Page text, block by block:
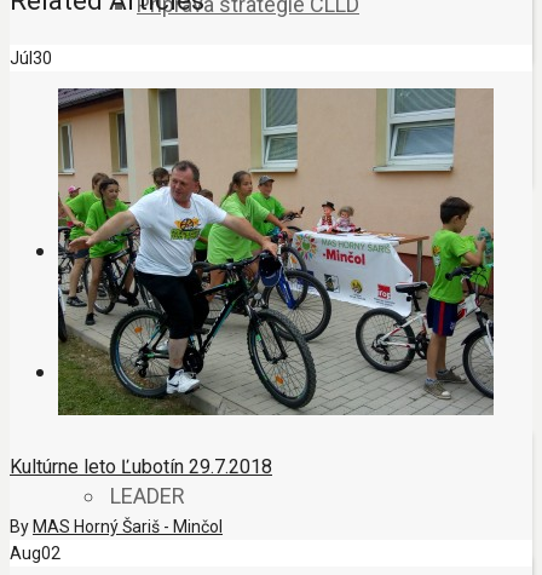
Ochrana osobných údajov
Región
Projekty
LEADER
Júl30
Kultúrne leto Ľubotín 29.7.2018
By MAS Horný Šariš - Minčol
Aug02